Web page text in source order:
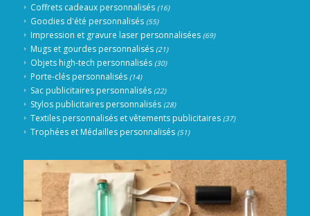
Coffrets cadeaux personnalisés (16)
Goodies d'été personnalisés (55)
Impression et gravure laser personnalisées (69)
Mugs et gourdes personnalisés (21)
Objets high-tech personnalisés (30)
Porte-clés personnalisés (14)
Sac publicitaires personnalisés (22)
Stylos publicitaires personnalisés (28)
Textiles personnalisés et vêtements publicitaires (37)
Trophées et Médailles personnalisés (51)